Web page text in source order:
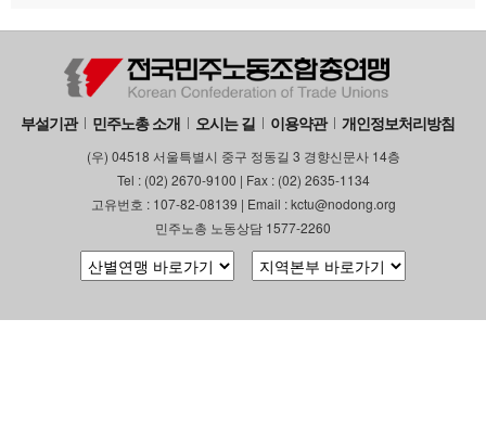
부설기관 민주노총 소개 오시는 길 이용약관 개인정보처리방침
(우) 04518 서울특별시 중구 정동길 3 경향신문사 14층
Tel : (02) 2670-9100 | Fax : (02) 2635-1134
고유번호 : 107-82-08139 | Email : kctu@nodong.org
민주노총 노동상담 1577-2260